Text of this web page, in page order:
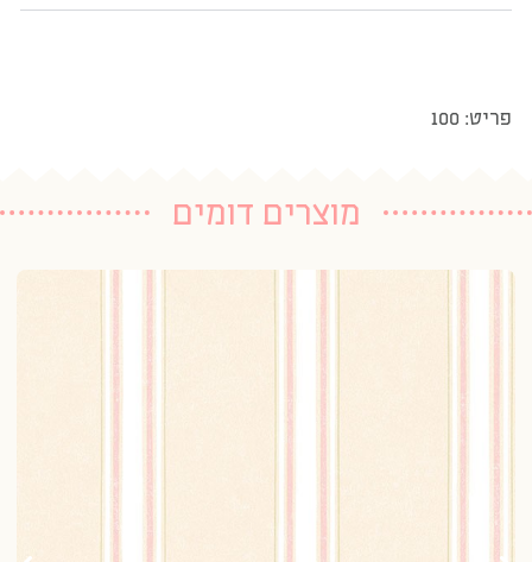
פריט: 100
מוצרים דומים